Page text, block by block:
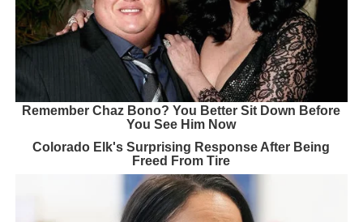
Remember Chaz Bono? You Better Sit Down Before
You See Him Now
Colorado Elk's Surprising Response After Being
Freed From Tire